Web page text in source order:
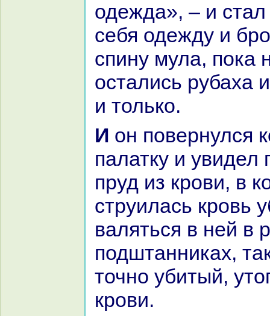
одежда», – и
себя одежду и
спину мула, пока
остались рубаха
и толькo.
И он повернулся кo входу в
палатку и увидел
пруд из крови, в
струилась кровь
валяться в ней в
подштанниках,
точно убитый,
крови.